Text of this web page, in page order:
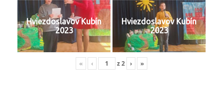
Hviezdoslavov Kubín
2023
Hviezdoslavov Kubín
2023
« ‹ z2 › »